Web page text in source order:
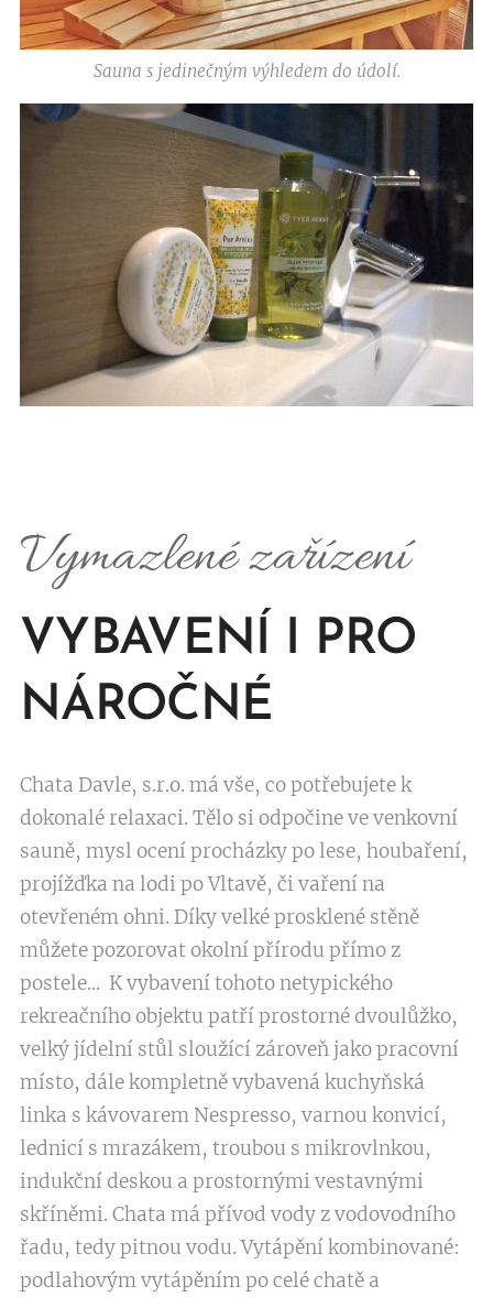
Sauna s jedinečným výhledem do údolí.
Vymazlené zařízení
VYBAVENÍ I PRO
NÁROČNÉ
Chata Davle, s.r.o. má vše, co potřebujete k
dokonalé relaxaci. Tělo si odpočine ve venkovní
sauně, mysl ocení procházky po lese, houbaření,
projížďka na lodi po Vltavě, či vaření na
otevřeném ohni. Díky velké prosklené stěně
můžete pozorovat okolní přírodu přímo z
postele... K vybavení tohoto netypického
rekreačního objektu patří prostorné dvoulůžko,
velký jídelní stůl sloužící zároveň jako pracovní
místo, dále kompletně vybavená kuchyňská
linka s kávovarem Nespresso, varnou konvicí,
lednicí s mrazákem, troubou s mikrovlnkou,
indukční deskou a prostornými vestavnými
skříněmi. Chata má přívod vody z vodovodního
řadu, tedy pitnou vodu. Vytápění kombinované:
podlahovým vytápěním po celé chatě a